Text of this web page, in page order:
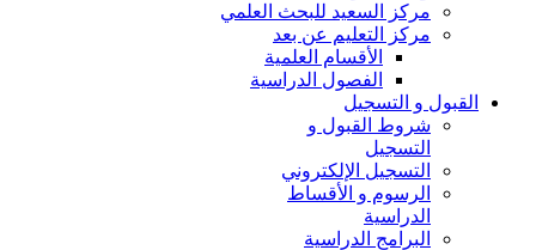
مركز السعيد للبحث العلمي
مركز التعليم عن بعد
الأقسام العلمية
الفصول الدراسية
القبول و التسجيل
شروط القبول و
التسجيل
التسجيل الإلكتروني
الرسوم و الأقساط
الدراسية
البرامج الدراسية